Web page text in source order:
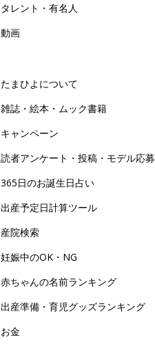
タレント・有名人
動画
たまひよについて
雑誌・絵本・ムック書籍
キャンペーン
読者アンケート・投稿・モデル応募
365日のお誕生日占い
出産予定日計算ツール
産院検索
妊娠中のOK・NG
赤ちゃんの名前ランキング
出産準備・育児グッズランキング
お金